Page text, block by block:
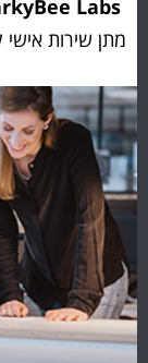
Labs
מתן שירות אישי